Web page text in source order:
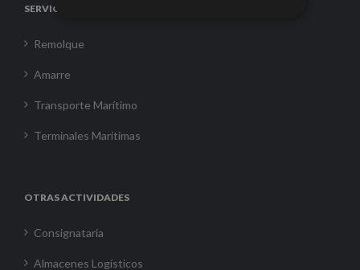
SERVICIOS
Remolque
Amarre
Transporte Marítimo
Terminales Marítimas
OTRAS ACTIVIDADES
Consignataria
Almacenes Logísticos